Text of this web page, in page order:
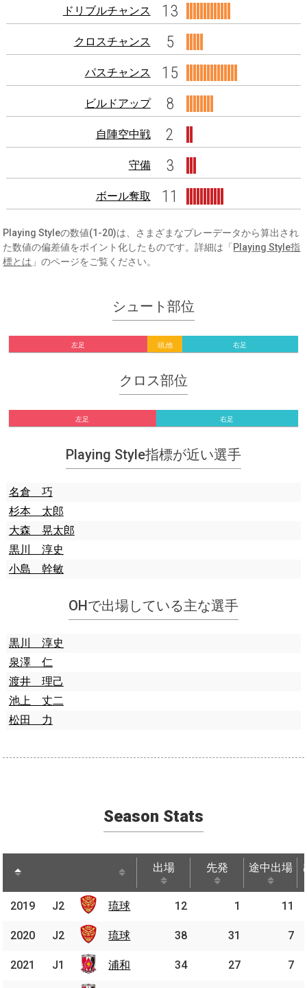
ドリブルチャンス 13
クロスチャンス 5
パスチャンス 15
ビルドアップ 8
自陣空中戦 2
守備 3
ボール奪取 11
Playing Styleの数値(1-20)は、さまざまなプレーデータから算出され
た数値の偏差値をポイント化したものです。詳細は「 Playing Style指
標とは 」のページをご覧ください。
シュート部位
左足 頭,他 右足
クロス部位
左足 右足
Playing Style指標が近い選手
名倉 巧
杉本 太郎
大森 晃太郎
黒川 淳史
小島 幹敏
OHで出場している主な選手
黒川 淳史
泉澤 仁
渡井 理己
池上 丈二
松田 力
Season Stats
出場 先発 途中出場
途中出場
2019 琉球 12 1 11
2020 琉球 38 31 7
2021 浦和 34 27 7
2019 J2 琉球
2020 J2 琉球
2021 J1 浦和